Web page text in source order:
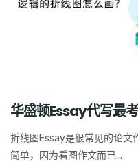
华盛顿Essay代写最
折线图Essay是很常见的论文
简单，因为看图作文而已...